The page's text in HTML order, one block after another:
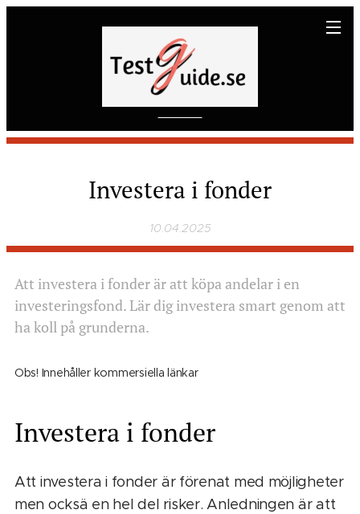
Investera i fonder
10.04.2025
Att investera i fonder är att köpa andelar i en
investeringsfond. Lär dig investera smart genom att
ha koll på grunderna.
Obs! Innehåller kommersiella länkar
Investera i fonder
Att investera i fonder är förenat med möjligheter
men ocksä en hel del risker. Anledningen är att